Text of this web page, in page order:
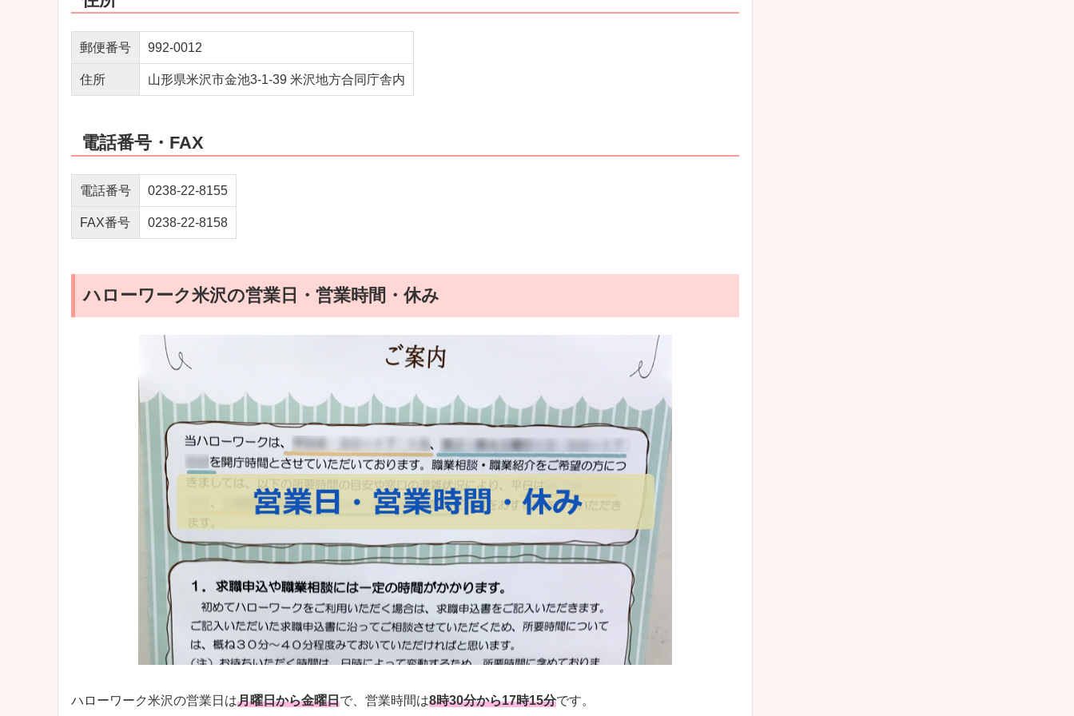
郵便番号 992‐0012
住所 山形県米沢市金池3‐1‐39 米沢地方合同庁舎内
電話番号・FAX
電話番号 0238-22-8155
FAX番号 0238-22-8158
ハローワーク米沢の営業日・営業時間・休み
ハローワーク米沢の営業日は月曜日から金曜日で、営業時間は8時30分から17時15分です。